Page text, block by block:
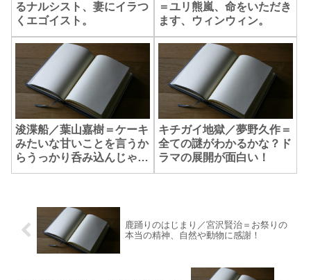
るナルシスト、妻にイラつ
くエゴイスト。
＝ユリ熊嵐、命をいただき
ます、ウィンウィン。
浚渫船／葉山嘉樹＝ケーキ
みたいな甘いことを言うか
らうっかり呑み込んじゃい
そうになる。
キチガイ地獄／夢野久作＝
全ての謎がわかるかな？ド
ラマの展開が面白い！
鹿踊りのはじまり／宮沢賢治＝お祭りの
本当の精神、自然や動物に感謝！